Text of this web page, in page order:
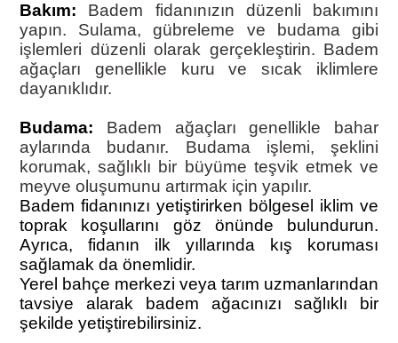
Bakım: Badem fidanınızın düzenli bakımını
yapın. Sulama, gübreleme ve budama gibi
işlemleri düzenli olarak gerçekleştirin. Badem
ağaçları genellikle kuru ve sıcak iklimlere
dayanıklıdır.
Budama: Badem ağaçları genellikle bahar
aylarında budanır. Budama işlemi, şeklini
korumak, sağlıklı bir büyüme teşvik etmek ve
meyve oluşumunu artırmak için yapılır.
Badem fidanınızı yetiştirirken bölgesel iklim ve
toprak koşullarını göz önünde bulundurun.
Ayrıca, fidanın ilk yıllarında kış koruması
sağlamak da önemlidir.
Yerel bahçe merkezi veya tarım uzmanlarından
tavsiye alarak badem ağacınızı sağlıklı bir
şekilde yetiştirebilirsiniz.